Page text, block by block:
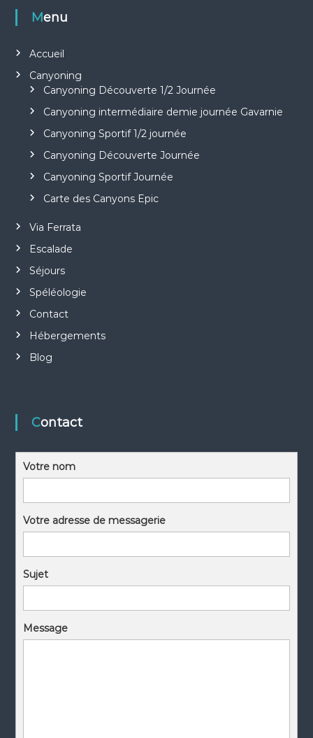
Menu
Accueil
Canyoning
Canyoning Découverte 1/2 Journée
Canyoning intermédiaire demie journée Gavarnie
Canyoning Sportif 1/2 journée
Canyoning Découverte Journée
Canyoning Sportif Journée
Carte des Canyons Epic
Via Ferrata
Escalade
Séjours
Spéléologie
Contact
Hébergements
Blog
Contact
Votre nom
Votre adresse de messagerie
Sujet
Message